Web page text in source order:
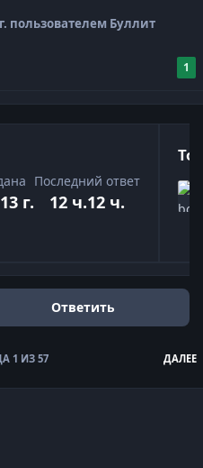
пользователем Буллит
1
13 г.
Последний ответ
12 ч.12 ч.
Развернуть обзор темы
Ответить
ДАЛЕЕ
1 ИЗ 57